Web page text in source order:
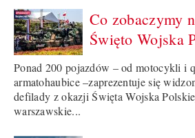
Co zobaczymy
Święto Wojska
Ponad 200 pojazdów – od motocykli i
armatohaubice –zaprezentuje się
defilady z okazji Święta Wojska
warszawskie...